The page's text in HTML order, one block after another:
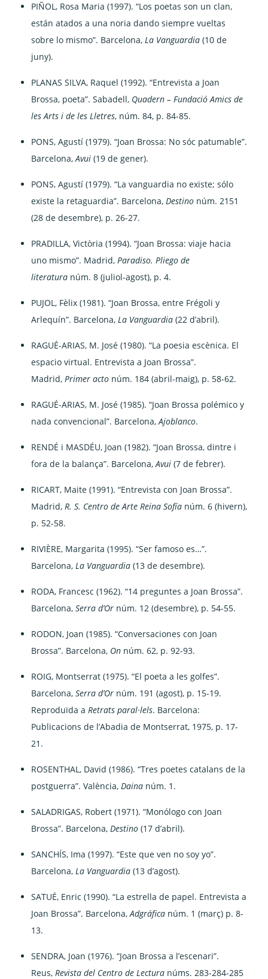
PIÑOL, Rosa Maria (1997). “Los poetas son un clan,
están atados a una noria dando siempre vueltas
sobre lo mismo”. Barcelona,La Vanguardia (10 de
juny).
PLANAS SILVA, Raquel (1992). “Entrevista a Joan
Brossa, poeta”. Sabadell, Quadern – Fundació Amics de
les Arts i de les Lletres, núm. 84, p. 84-85.
PONS, Agustí (1979). “Joan Brossa: No sóc patumable”.
Barcelona,Avui (19 de gener).
PONS, Agustí (1979). “La vanguardia no existe; sólo
existe la retaguardia”. Barcelona,Destino núm. 2151
(28 de desembre), p. 26-27.
PRADILLA, Victòria (1994). “Joan Brossa: viaje hacia
uno mismo”. Madrid,Paradiso. Pliego de
literatura núm. 8 (juliol-agost), p. 4.
PUJOL, Fèlix (1981). “Joan Brossa, entre Frégoli y
Arlequín”. Barcelona,La Vanguardia (22 d’abril).
RAGUÉ-ARIAS, M. José (1980). “La poesia escènica. El
espacio virtual. Entrevista a Joan Brossa”.
Madrid,Primer acto núm. 184 (abril-maig), p. 58-62.
RAGUÉ-ARIAS, M. José (1985). “Joan Brossa polémico y
nada convencional”. Barcelona,Ajoblanco.
RENDÉ i MASDÉU, Joan (1982). “Joan Brossa, dintre i
fora de la balança”. Barcelona,Avui(7 de febrer).
RICART, Maite (1991). “Entrevista con Joan Brossa”.
Madrid,R. S. Centro de Arte Reina Sofía núm. 6 (hivern),
p. 52-58.
RIVIÈRE, Margarita (1995). “Ser famoso es…”.
Barcelona,La Vanguardia(13 de desembre).
RODA, Francesc (1962). “14 preguntes a Joan Brossa”.
Barcelona,Serra d’Or núm. 12 (desembre), p. 54-55.
RODON, Joan (1985). “Conversaciones con Joan
Brossa”. Barcelona, On núm. 62, p. 92-93.
ROIG, Montserrat (1975). “El poeta a les golfes”.
Barcelona,Serra d’Or núm. 191 (agost), p. 15-19.
Reproduïda aRetrats paral·lels. Barcelona:
Publicacions de l’Abadia de Montserrat, 1975, p. 17-
21.
ROSENTHAL, David (1986). “Tres poetes catalans de la
postguerra”. València,Daina núm. 1.
SALADRIGAS, Robert (1971). “Monólogo con Joan
Brossa”. Barcelona,Destino(17 d’abril).
SANCHÍS, Ima (1997). “Este que ven no soy yo”.
Barcelona,La Vanguardia (13 d’agost).
SATUÉ, Enric (1990). “La estrella de papel. Entrevista a
Joan Brossa”. Barcelona,Adgráfica núm. 1 (març) p. 8-
13.
SENDRA, Joan (1976). “Joan Brossa a l’escenari”.
Reus,Revista del Centro de Lectura núms. 283-284-285